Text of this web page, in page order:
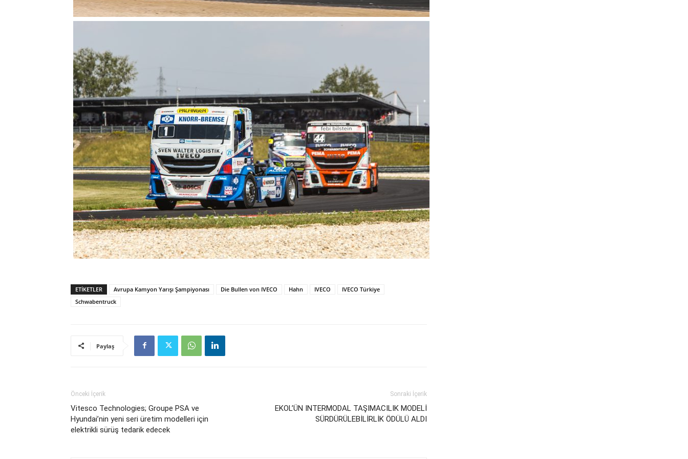
ETIKETLER Avrupa Kamyon Yarışı Şampiyonası Die Bullen von IVECO Hahn IVECO
IVECO Türkiye
Schwabentruck
Paylaş
Önceki İçerik
Vitesco Technologies; Groupe PSA ve
Hyundai’nin yeni seri üretim modelleri için
elektrikli sürüş tedarik edecek
Sonraki İçerik
EKOL’ÜN INTERMODAL TAŞIMACILIK MODELİ
SÜRDÜRÜLEBİLİRLİK ÖDÜLÜ ALDI